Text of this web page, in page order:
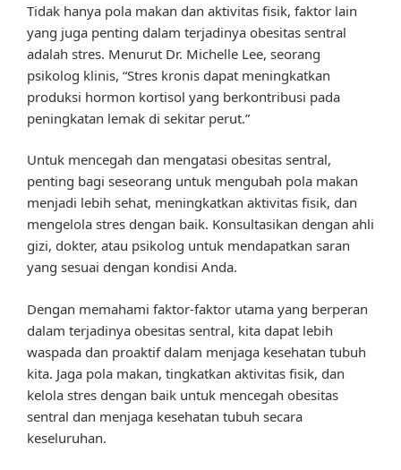
Tidak hanya pola makan dan aktivitas fisik, faktor lain
yang juga penting dalam terjadinya obesitas sentral
adalah stres. Menurut Dr. Michelle Lee, seorang
psikolog klinis, “Stres kronis dapat meningkatkan
produksi hormon kortisol yang berkontribusi pada
peningkatan lemak di sekitar perut.”
Untuk mencegah dan mengatasi obesitas sentral,
penting bagi seseorang untuk mengubah pola makan
menjadi lebih sehat, meningkatkan aktivitas fisik, dan
mengelola stres dengan baik. Konsultasikan dengan ahli
gizi, dokter, atau psikolog untuk mendapatkan saran
yang sesuai dengan kondisi Anda.
Dengan memahami faktor-faktor utama yang berperan
dalam terjadinya obesitas sentral, kita dapat lebih
waspada dan proaktif dalam menjaga kesehatan tubuh
kita. Jaga pola makan, tingkatkan aktivitas fisik, dan
kelola stres dengan baik untuk mencegah obesitas
sentral dan menjaga kesehatan tubuh secara
keseluruhan.